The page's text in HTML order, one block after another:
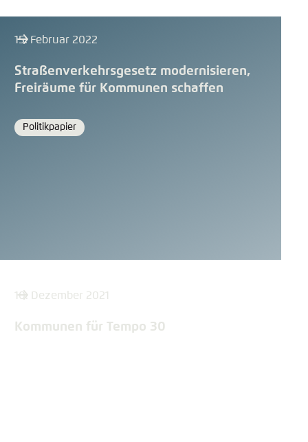
15. Februar 2022
Straßenverkehrsgesetz modernisieren,
Freiräume für Kommunen schaffen
Format
Politikpapier
10. Dezember 2021
Kommunen für Tempo 30